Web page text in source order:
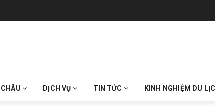
DỊCH VỤ TIN TỨC KINH NGHIỆM DU